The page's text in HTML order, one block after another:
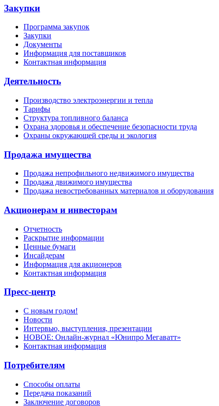
Закупки
Программа закупок
Закупки
Документы
Информация для поставщиков
Контактная информация
Деятельность
Производство электроэнергии и тепла
Тарифы
Структура топливного баланса
Охрана здоровья и обеспечение безопасности труда
Охраны окружающей среды и экология
Продажа имущества
Продажа непрофильного недвижимого имущества
Продажа движимого имущества
Продажа невостребованных материалов и оборудования
Акционерам и инвесторам
Отчетность
Раскрытие информации
Ценные бумаги
Инсайдерам
Информация для акционеров
Контактная информация
Пресс-центр
С новым годом!
Новости
Интервью, выступления, презентации
НОВОЕ: Онлайн-журнал «Юнипро Мегаватт»
Контактная информация
Потребителям
Способы оплаты
Передача показаний
Заключение договоров